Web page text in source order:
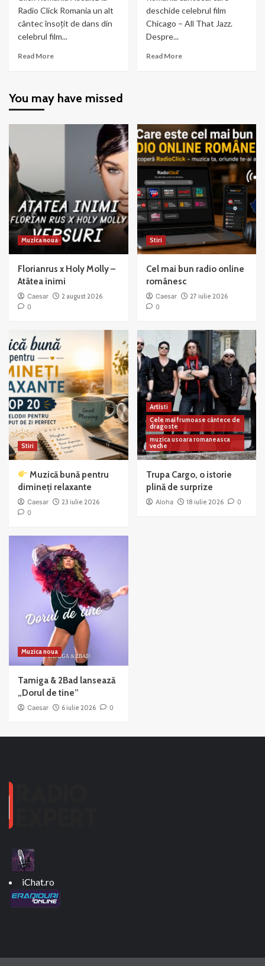
Radio Click Romania un alt
cântec însoțit de dans din
celebrul film...
Read MoreRead
–
deschide celebrul film
Chicago – All That Jazz.
Despre...
Read MoreRead
Jazz
You may have missed
Muzica noua
Florianrus x Holy Molly –
Atâtea inimi
Caesar
2 august 2026
0
Stiri
Cel mai bun radio online
românesc
Caesar
27 iulie 2026
0
Stiri
Muzică bună pentru
dimineți relaxante
Caesar
23 iulie 2026
0
Artisti
Cele mai frumoase cântece de
dragoste
muzica usoara romaneasca
veche
Trupa Cargo, o istorie
plină de surprize
Aloha 18 iulie 2026 0
Muzica noua
Tamiga & 2Bad lansează
„Dorul de tine”
Caesar 6 iulie 2026 0
iChat.ro